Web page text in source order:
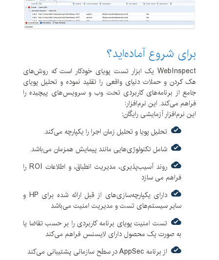
برای شروع آماده‌اید؟
WebInspect یک ابزار تست پویای خودکار است که روش‌های
هک کردن و حملات دنیای واقعی را تقلید نموده و تحلیل پویای
جامع از برنامه‌های کاربردی تحت وب و سرویس‌های پیچیده را
فراهم می‌کند. این نرم‌افزار:
این نرم‌افزار آزمایشی رایگان:
تحلیل پویا و تحلیل زمان اجرا را یکپارچه می‌کند.
شامل تکنولوژی‌هایی مانند پیمایش همزمان می‌باشد.
روند آسیب‌پذیری، مدیریت انطباق، و اطلاعات ROI را
فراهم می سازد
دارای یکپارچه‌سازی‌های از قبل ارائه شده برای HP و
سایر سیستم‌های تست و مدیریت امنیت می‌باشد
تست امنیت پویای برنامه کاربردی را بر حسب تقاضا یا
به صورت یک محصول دارای لایسنس فراهم می‌کند
از برنامه AppSec در سطح سازمانی پشتیبانی می‌کند